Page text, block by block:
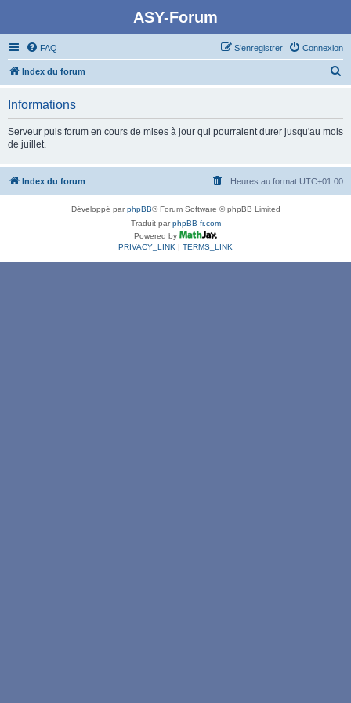
ASY-Forum
FAQ Connexion
S’enregistrer
Index du forum
c
Informations
Serveur puis forum en cours de mises à jour qui pourraient durer jusqu'au mois
de juillet.
Index du forum Heures au format UTC+01:00
Développé parphpBB® Forum Software © phpBB Limited
Traduit parphpBB-fr.com
Powered by
PRIVACY_LINK | TERMS_LINK